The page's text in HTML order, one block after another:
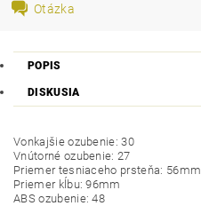
Otázka
POPIS
DISKUSIA
Vonkajšie ozubenie: 30
Vnútorné ozubenie: 27
Priemer tesniaceho prsteňa: 56mm
Priemer kĺbu: 96mm
ABS ozubenie: 48